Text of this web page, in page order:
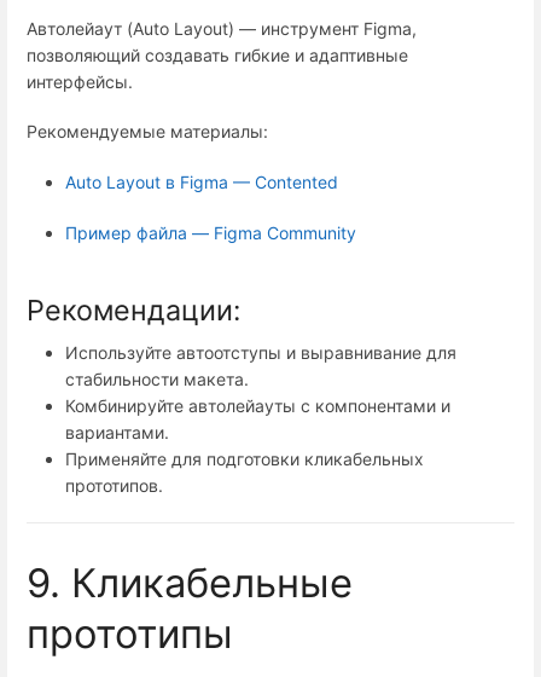
Автолейаут (Auto Layout) — инструмент Figma,
позволяющий создавать гибкие и адаптивные
интерфейсы.
Рекомендуемые материалы:
Auto Layout в Figma — Contented
Пример файла — Figma Community
Рекомендации:
Используйте автоотступы и выравнивание для
стабильности макета.
Комбинируйте автолейауты с компонентами и
вариантами.
Применяйте для подготовки кликабельных
прототипов.
9. Кликабельные
прототипы